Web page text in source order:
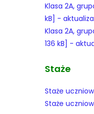
Klasa 2A,
kB] -
Klasa 2A,
136 kB] -
Staże
Staże
Staże